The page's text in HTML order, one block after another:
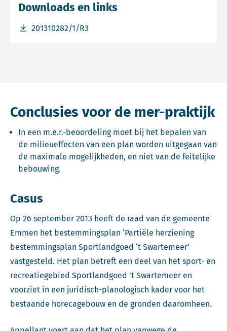
Downloads en links
201310282/1/R3
Download bestand 201310282/1/R3
Conclusies voor de mer-praktijk
In een m.e.r.-beoordeling moet bij het bepalen van
de milieueffecten van een plan worden uitgegaan van
de maximale mogelijkheden, en niet van de feitelijke
bebouwing.
Casus
Op 26 september 2013 heeft de raad van de gemeente
Emmen het bestemmingsplan ‘Partiële herziening
bestemmingsplan Sportlandgoed ‘t Swartemeer’
vastgesteld. Het plan betreft een deel van het sport- en
recreatiegebied Sportlandgoed ’t Swartemeer en
voorziet in een juridisch-planologisch kader voor het
bestaande horecagebouw en de gronden daaromheen.